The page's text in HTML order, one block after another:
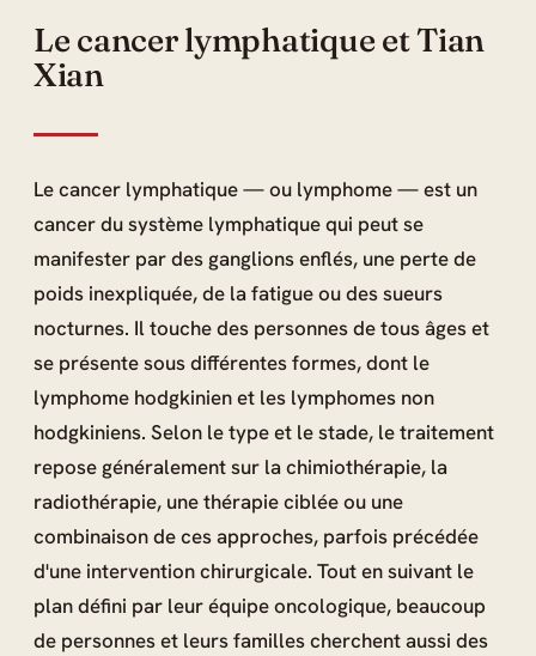
Le cancer lymphatique et Tian
Xian
Le cancer lymphatique — ou lymphome — est un
cancer du système lymphatique qui peut se
manifester par des ganglions enflés, une perte de
poids inexpliquée, de la fatigue ou des sueurs
nocturnes. Il touche des personnes de tous âges et
se présente sous différentes formes, dont le
lymphome hodgkinien et les lymphomes non
hodgkiniens. Selon le type et le stade, le traitement
repose généralement sur la chimiothérapie, la
radiothérapie, une thérapie ciblée ou une
combinaison de ces approches, parfois précédée
d'une intervention chirurgicale. Tout en suivant le
plan défini par leur équipe oncologique, beaucoup
de personnes et leurs familles cherchent aussi des